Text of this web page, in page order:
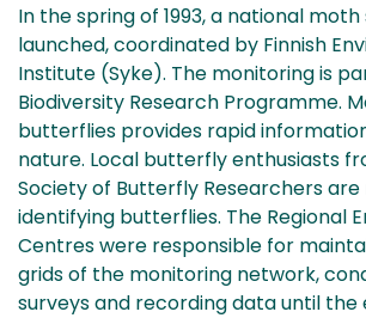
In the spring of 1993, a national
launched, coordinated by Finnish
Institute (Syke). The monitoring is
Biodiversity Research Programme.
butterflies provides rapid
nature. Local butterfly enthusiasts
Society of Butterfly Researchers
identifying butterflies. The Regional
Centres were responsible for
grids of the monitoring network,
surveys and recording data until the